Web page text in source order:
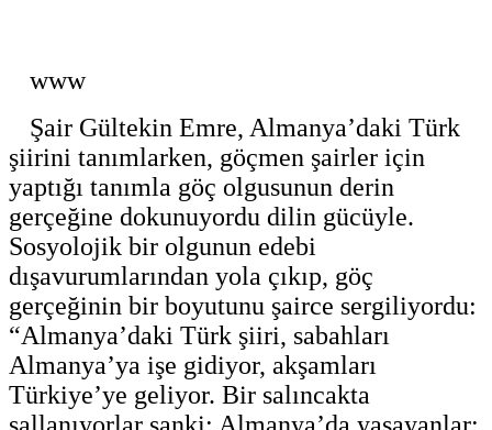
www
Şair Gültekin Emre, Almanya’daki Türk
şiirini tanımlarken, göçmen şairler için
yaptığı tanımla göç olgusunun derin
gerçeğine dokunuyordu dilin gücüyle.
Sosyolojik bir olgunun edebi
dışavurumlarından yola çıkıp, göç
gerçeğinin bir boyutunu şairce sergiliyordu:
“Almanya’daki Türk şiiri, sabahları
Almanya’ya işe gidiyor, akşamları
Türkiye’ye geliyor. Bir salıncakta
sallanıyorlar sanki: Almanya’da yaşayanlar;